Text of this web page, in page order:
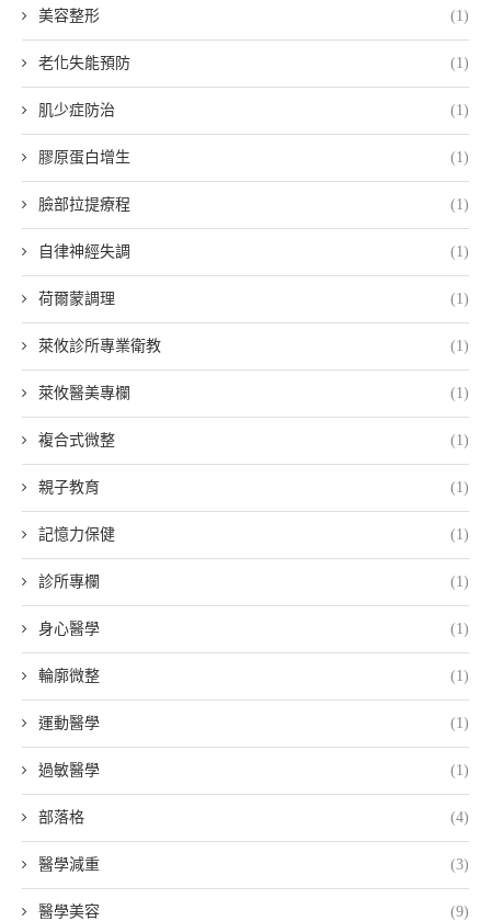
美容整形 (1)
老化失能預防 (1)
肌少症防治 (1)
膠原蛋白增生 (1)
臉部拉提療程 (1)
自律神經失調 (1)
荷爾蒙調理 (1)
萊攸診所專業衛教 (1)
萊攸醫美專欄 (1)
複合式微整 (1)
親子教育 (1)
記憶力保健 (1)
診所專欄 (1)
身心醫學 (1)
輪廓微整 (1)
運動醫學 (1)
過敏醫學 (1)
部落格 (4)
醫學減重 (3)
醫學美容 (9)